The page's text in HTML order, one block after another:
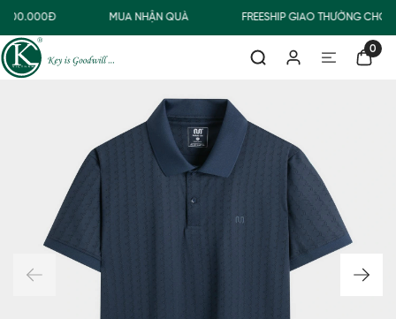
500.000Đ MUA NHẬN QUÀ FREESHIP GIAO THƯỜNG
0